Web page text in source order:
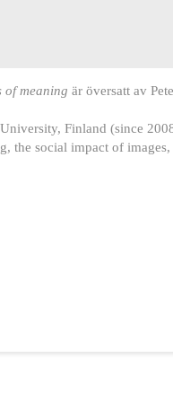
of meaning är översatt av
Finland (since
the social impact of